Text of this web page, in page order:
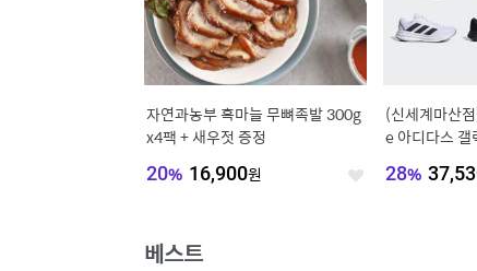
(신선집중) 바베큐/수육용 통삼겹
살 총 2KG (1kg+1kg)
19,780원
(8/6일 하루특가)
100mlX100포
40 % 16,140원
베스트